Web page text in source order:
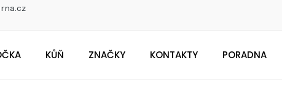
KŮŇ ZNAČKY KONTAKTY PORADNA
CO POTŘEBUJETE NAJÍT?